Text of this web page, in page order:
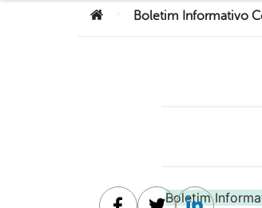
Você está aqui:Boletim Informativo
Boletim